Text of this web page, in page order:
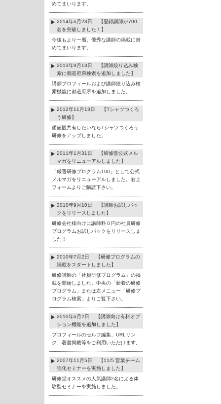
めてまいります。
2014年6月23日 【登録講師が700
名を突破しました！】
今後もより一層、優秀な講師の掲載に努
めてまいります。
2013年9月13日 【講師絞り込み検
索に都道府県検索を追加しました】
講師プロフィールおよび講師絞り込み検
索機能に都道府県を追加しました。
2012年11月13日 【Tシャツつくろ
う研修】
価値観共有したいならTシャツつくろう
研修をアップしました。
2011年1月31日 【研修堂公式メル
マガをリニューアルしました】
「厳選研修プログラム100」として公式
メルマガをリニューアルしました。右上
フォームよりご購読下さい。
2010年9月10日 【講師お試しパッ
クをリリースしました】
研修会社様向けに講師料０円の社員研修
プログラムお試しパックをリリースしま
した！
2010年7月2日 【研修プログラムの
掲載をスタートしました】
研修講師の「社員研修プログラム」の掲
載を開始しました。中央の「新着の研修
プログラム」または左メニュー「研修プ
ログラム検索」よりご覧下さい。
2010年6月2日 【講師向け有料オプ
ション機能を追加しました】
プロフィールのセルフ編集、URLリン
ク、著書掲載等をご利用いただけます。
2007年11月5日 【11/5 営業チーム
強化セミナーを実施しました】
研修堂オススメの人気講師2名による体
験型セミナーを実施しました。